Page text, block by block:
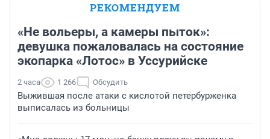
РЕКОМЕНДУЕМ
«Не вольеры, а камеры пыток»:
девушка пожаловалась на состояние
экопарка «Лотос» в Уссурийске
2 часа 1 266 Обсудить
Выжившая после атаки с кислотой петербурженка
выписалась из больницы